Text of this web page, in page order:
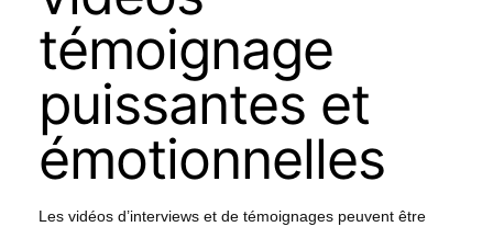
témoignage
puissantes et
émotionnelles
Les vidéos d’interviews et de témoignages peuvent être